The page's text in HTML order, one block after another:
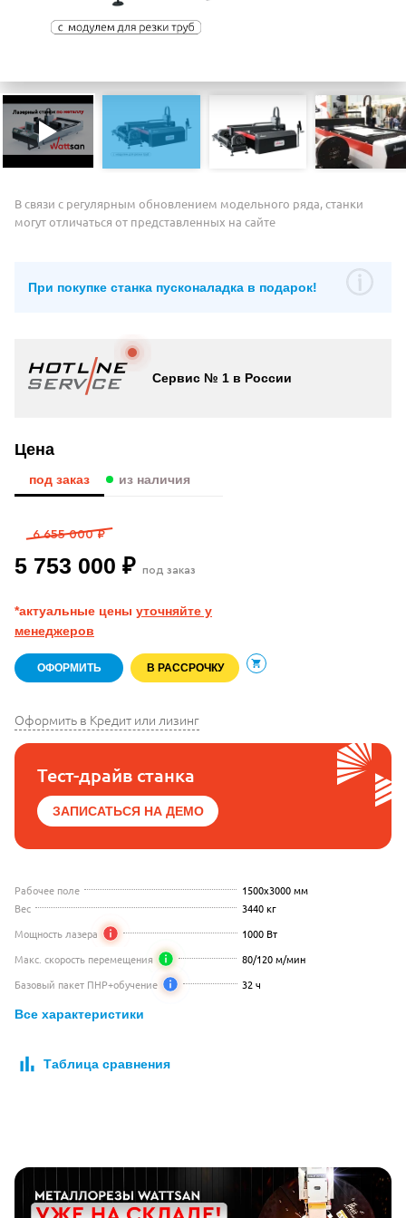
В связи с регулярным обновлением модельного ряда, станки
могут отличаться от представленных на сайте
Рабочее поле
1500x3000 мм
Вес
3440 кг
Мощность лазера
1000 Вт
Макс. скорость перемещения
80/120 м/мин
Базовый пакет ПНР+обучение
32 ч
Все характеристики
Таблица сравнения
При покупке станка пусконаладка в подарок!
Сервис № 1 в России
Цена
под заказ из наличия
6 655 000 ₽
5 753 000 ₽ под заказ
*актуальные цены уточняйте у
менеджеров
ОФОРМИТЬ В РАССРОЧКУ В корзину
Оформить в Кредит или лизинг
Тест-драйв станка
ЗАПИСАТЬСЯ НА ДЕМО